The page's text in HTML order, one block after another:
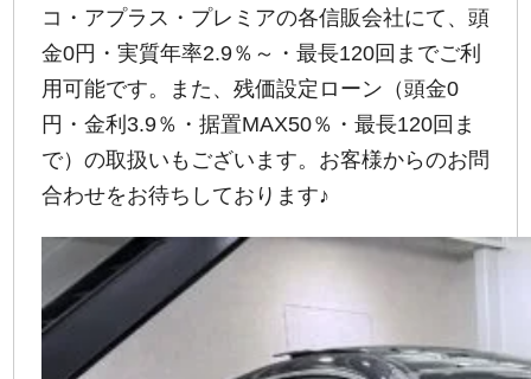
コ・アプラス・プレミアの各信販会社にて、頭
金0円・実質年率2.9％～・最長120回までご利
用可能です。また、残価設定ローン（頭金0
円・金利3.9％・据置MAX50％・最長120回ま
で）の取扱いもございます。お客様からのお問
合わせをお待ちしております♪